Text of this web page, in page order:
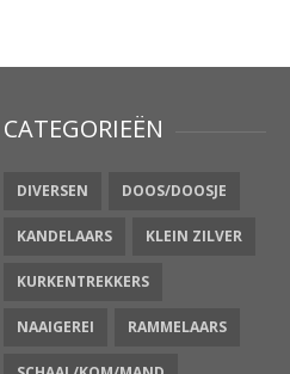
CATEGORIEËN
DIVERSEN DOOS/DOOSJE
KANDELAARS KLEIN ZILVER
KURKENTREKKERS
NAAIGEREI RAMMELAARS